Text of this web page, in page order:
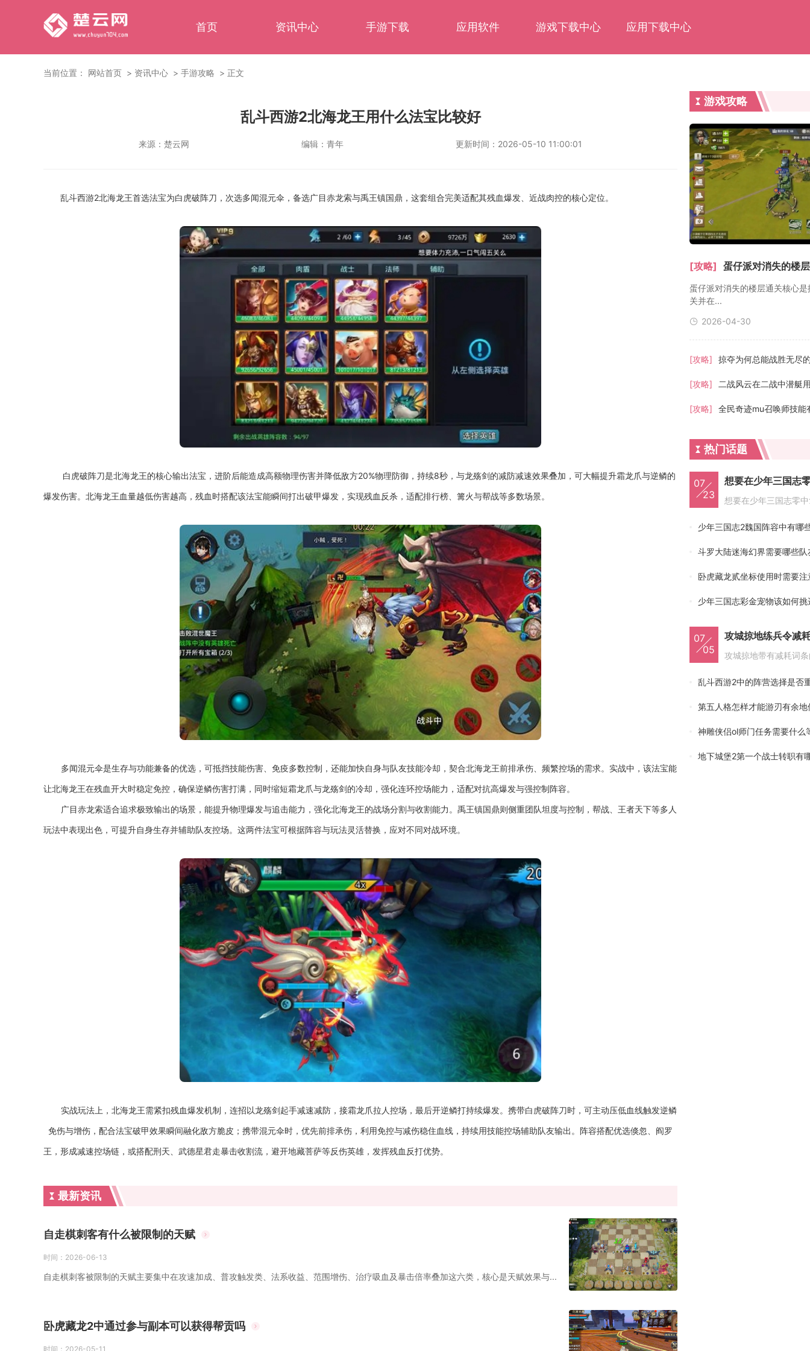
首页 资讯中心 手游下载 应用软件 游戏下载中心 应用下载中心
当前位置： 网站首页 资讯中心 手游攻略 正文
乱斗西游2北海龙王用什么法宝比较好
来源： 楚云网 编辑： 青年 更新时间： 2026-05-10 11:00:01
乱斗西游2北海龙王首选法宝为白虎破阵刀，次选多闻混元伞，备选广目赤龙索与禹王镇国鼎，这套组合完美适配其残血爆发、近战肉控的核心定位。
白虎破阵刀是北海龙王的核心输出法宝，进阶后能造成高额物理伤害并降低敌方20%物理防御，持续8秒，与龙殇剑的减防减速效果叠加，可大幅提升霜龙爪与逆鳞的
爆发伤害。北海龙王血量越低伤害越高，残血时搭配该法宝能瞬间打出破甲爆发，实现残血反杀，适配排行榜、篝火与帮战等多数场景。
多闻混元伞是生存与功能兼备的优选，可抵挡技能伤害、免疫多数控制，还能加快自身与队友技能冷却，契合北海龙王前排承伤、频繁控场的需求。实战中，该法宝能
让北海龙王在残血开大时稳定免控，确保逆鳞伤害打满，同时缩短霜龙爪与龙殇剑的冷却，强化连环控场能力，适配对抗高爆发与强控制阵容。
广目赤龙索适合追求极致输出的场景，能提升物理爆发与追击能力，强化北海龙王的战场分割与收割能力。禹王镇国鼎则侧重团队坦度与控制，帮战、王者天下等多人
玩法中表现出色，可提升自身生存并辅助队友控场。这两件法宝可根据阵容与玩法灵活替换，应对不同对战环境。
实战玩法上，北海龙王需紧扣残血爆发机制，连招以龙殇剑起手减速减防，接霜龙爪拉人控场，最后开逆鳞打持续爆发。携带白虎破阵刀时，可主动压低血线触发逆鳞
免伤与增伤，配合法宝破甲效果瞬间融化敌方脆皮；携带混元伞时，优先前排承伤，利用免控与减伤稳住血线，持续用技能控场辅助队友输出。阵容搭配优选倏忽、阎罗
王，形成减速控场链，或搭配刑天、武德星君走暴击收割流，避开地藏菩萨等反伤英雄，发挥残血反打优势。
最新资讯
自走棋刺客有什么被限制的天赋
时间： 2026-06-13
自走棋刺客被限制的天赋主要集中在攻速加成、普攻触发类、法系收益、范围增伤、治疗吸血及暴击倍率叠加这六类，核心是天赋效果与...
卧虎藏龙2中通过参与副本可以获得帮贡吗
时间： 2026-05-11
游戏攻略
[攻略] 蛋仔派对消失的楼
蛋仔派对消失的楼层通关核心
关并在...
2026-04-30
[攻略] 掠夺为何总能战胜无尽
[攻略]
[攻略]
热门话题
07
23
想要在少年三国志
少年三国志2魏国阵容中有哪
斗罗大陆迷海幻界需要哪些队
卧虎藏龙贰坐标使用时需要
少年三国志彩金宠物该如何挑
07
05
攻城掠地练兵令减
乱斗西游2中的阵营选择是否
第五人格怎样才能游刃有余
神雕侠侣ol师门任务需要什么